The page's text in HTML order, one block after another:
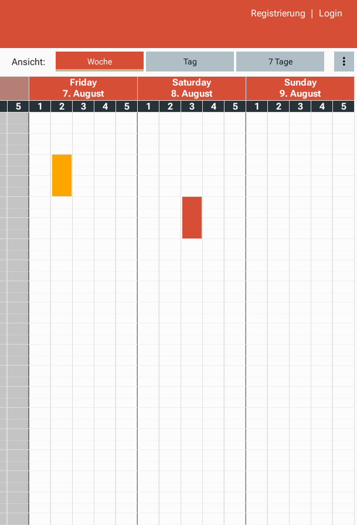
Registrierung
Login
Ansicht: Woche Tag 7 Tage
Friday
7. August
Saturday
8. August
Sunday
9. August
5 1 2 3 4 5 1 2 3 4 5 1 2 3 4
5